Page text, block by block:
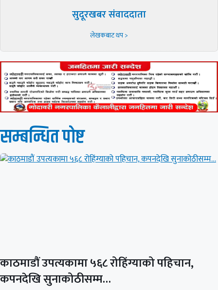
सुदूरखबर संवाददाता
लेखकबाट थप >
सम्बन्धित पाेष्ट
काठमाडौं उपत्यकामा ५६८ रोहिंग्याको पहिचान,
कपनदेखि सुनाकोठीसम्म…